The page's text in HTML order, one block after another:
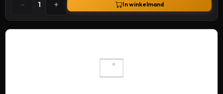
− 1 + In winkelmand